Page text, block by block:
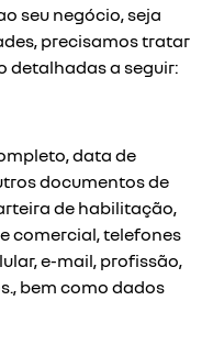
seu negócio, seja
precisamos tratar
detalhadas a seguir:
data de
documentos de
de habilitação,
comercial, telefones
e-mail, profissão,
bem como dados